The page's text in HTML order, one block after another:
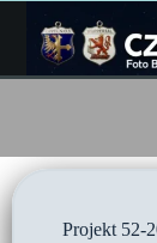
Inhalt
springen
Projekt 52-